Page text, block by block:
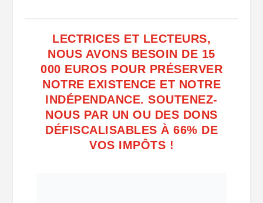
LECTRICES ET LECTEURS,
NOUS AVONS BESOIN DE 15
000 EUROS POUR PRÉSERVER
NOTRE EXISTENCE ET NOTRE
INDÉPENDANCE. SOUTENEZ-
NOUS PAR UN OU DES DONS
DÉFISCALISABLES À 66% DE
VOS IMPÔTS !